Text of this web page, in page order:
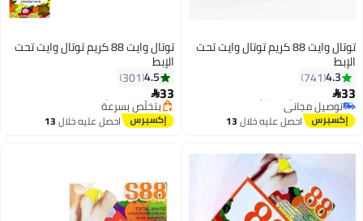
توتال وايت 88 كريم توتال وايت تحت
الإبط
4.3
741
33
#35 في كريمات ولوشن الجسم
أقل سعر في 7 يوم
توصيل مجاني
بتخلّص بسرعة
تم بيع +440 مؤخرًا
#35 في كريمات ولوشن الجسم
احصل عليه خلال13
توتال وايت 88 كريم توتال وايت تحت
الإبط
4.5
301
33
#33 في كريمات ولوشن الجسم
توصيل مجاني
بتخلّص بسرعة
تم بيع +90 مؤخرًا
#33 في كريمات ولوشن الجسم احصل عليه خلال13